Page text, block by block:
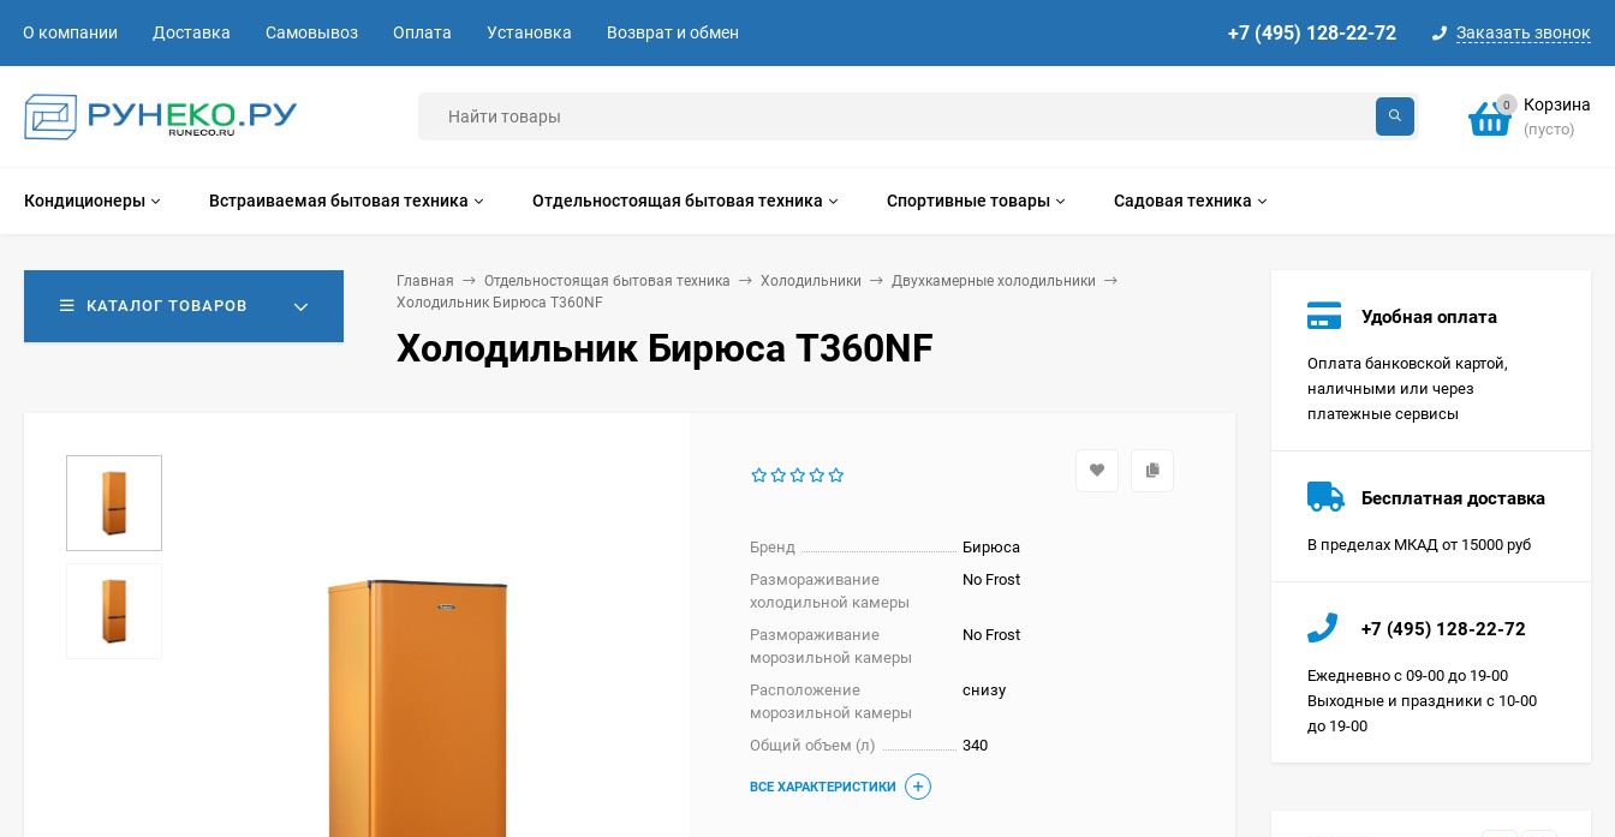
+7 (495) 128-22-72 Заказать звонок
О компании Доставка Самовывоз Оплата Установка Возврат и обмен
0 Корзина
(пусто)
Кондиционеры Встраиваемая бытовая техника Отдельностоящая бытовая техника Спортивные товары Садовая техника
КАТАЛОГ ТОВАРОВ
Главная Отдельностоящая бытовая техника Холодильники
Двухкамерные холодильники
Холодильник Бирюса T360NF
Холодильник Бирюса T360NF
Бренд
Бирюса
Размораживание
холодильной камеры
No Frost
Размораживание
морозильной камеры
No Frost
Расположение
морозильной камеры
снизу
Общий объем (л) 340
ВСЕ ХАРАКТЕРИСТИКИ
Удобная оплата
Оплата банковской картой,
наличными или через
платежные сервисы
Бесплатная доставка
В пределах МКАД от 15000 руб
+7 (495) 128-22-72
Ежедневно с 09-00 до 19-00
Выходные и праздники с 10-00
до 19-00
Цена по
ORGS2DBHFSS
запросу